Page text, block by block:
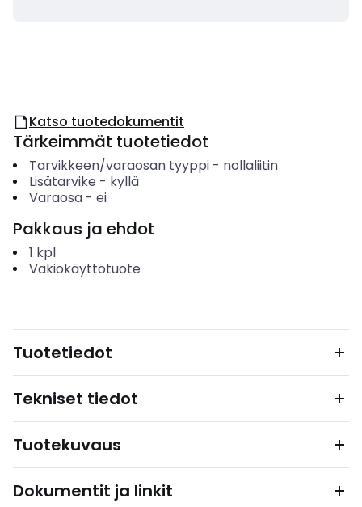
Katso tuotedokumentit
Tärkeimmät tuotetiedot
Tarvikkeen/varaosan tyyppi- nollaliitin
Lisätarvike - kyllä
Varaosa- ei
Pakkaus ja ehdot
1 kpl
Vakiokäyttötuote
Tuotetiedot
Tekniset tiedot
Tuotekuvaus
Dokumentit ja linkit